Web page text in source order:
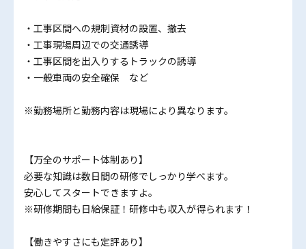
・工事区間への規制資材の設置、撤去
・工事現場周辺での交通誘導
・工事区間を出入りするトラックの誘導
・一般車両の安全確保 など
※勤務場所と勤務内容は現場により異なります。
【万全のサポート体制あり】
必要な知識は数日間の研修でしっかり学べます。
安心してスタートできますよ。
※研修期間も日給保証！研修中も収入が得られます！
【働きやすさにも定評あり】